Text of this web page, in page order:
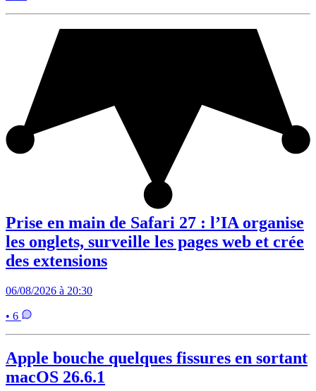
Prise en main de Safari 27 : l’IA organise
les onglets, surveille les pages web et crée
des extensions
06/08/2026 à 20:30
• 6
Apple bouche quelques fissures en sortant
macOS 26.6.1